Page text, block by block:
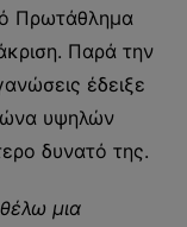
Πρωτάθλημα
Παρά την
έδειξε
υψηλών
δυνατό της.
μια